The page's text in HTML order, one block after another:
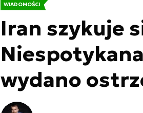
WIADOMOŚCI
Iran szykuje
wydano